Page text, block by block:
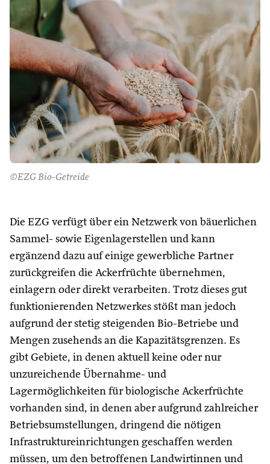
©EZG Bio-Getreide
Die EZG verfügt über ein Netzwerk von bäuerlichen
Sammel- sowie Eigenlagerstellen und kann
ergänzend dazu auf einige gewerbliche Partner
zurückgreifen die Ackerfrüchte übernehmen,
einlagern oder direkt verarbeiten. Trotz dieses gut
funktionierenden Netzwerkes stößt man jedoch
aufgrund der stetig steigenden Bio-Betriebe und
Mengen zusehends an die Kapazitätsgrenzen. Es
gibt Gebiete, in denen aktuell keine oder nur
unzureichende Übernahme- und
Lagermöglichkeiten für biologische Ackerfrüchte
vorhanden sind, in denen aber aufgrund zahlreicher
Betriebsumstellungen, dringend die nötigen
Infrastruktureinrichtungen geschaffen werden
müssen, um den betroffenen Landwirtinnen und